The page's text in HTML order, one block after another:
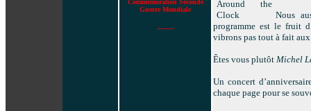
Commémoration Seconde
Guerre Mondiale
--------
Nous
programme est le fruit
vibrons pas tout à fait
Êtes vous plutôt Michel
Un concert
chaque page pour se